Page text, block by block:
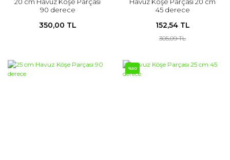
90 derece
350,00 TL
45 derece
152,54 TL
305,09 TL
%50